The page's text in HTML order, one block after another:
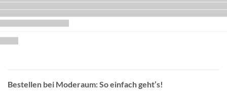
Bestellen bei Moderaum: So einfach geht’s!